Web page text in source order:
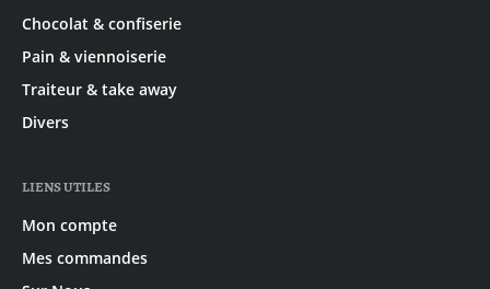
Chocolat & confiserie
Pain & viennoiserie
Traiteur & take away
Divers
LIENS UTILES
Mon compte
Mes commandes